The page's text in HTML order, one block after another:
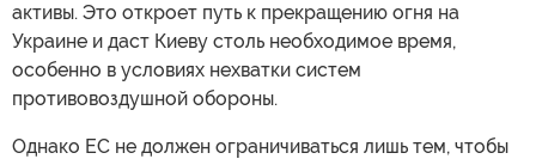
активы. Это откроет путь к прекращению огня на
Украине и даст Киеву столь необходимое время,
особенно в условиях нехватки систем
противовоздушной обороны.
Однако ЕС не должен ограничиваться лишь тем, чтобы